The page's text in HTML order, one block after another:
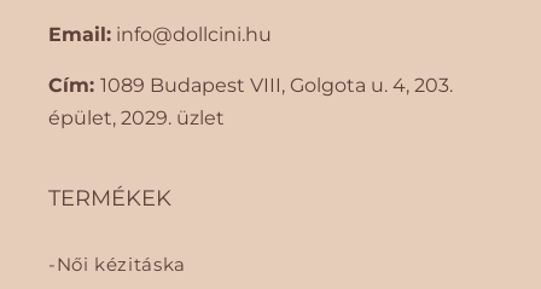
Email: info@dollcini.hu
Cím: 1089 Budapest VIII, Golgota ​​u. 4, 203.
épület, 2029. üzlet
TERMÉKEK
Női kézitáska